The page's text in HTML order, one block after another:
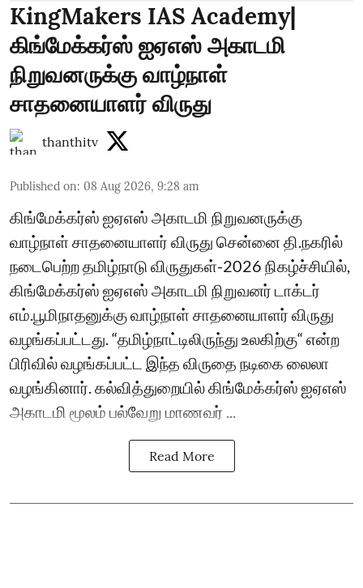
KingMakers IAS Academy|
கிங்மேக்கர்ஸ் ஐஏஎஸ் அகாடமி
நிறுவனருக்கு வாழ்நாள்
சாதனையாளர் விருது
thanthitv
Published on: 08 Aug 2026, 9:28 am
கிங்மேக்கர்ஸ் ஐஏஎஸ் அகாடமி நிறுவனருக்கு
வாழ்நாள் சாதனையாளர் விருது சென்னை தி.நகரில்
நடைபெற்ற தமிழ்நாடு விருதுகள்-2026 நிகழ்ச்சியில்,
கிங்மேக்கர்ஸ் ஐஏஎஸ் அகாடமி நிறுவனர் டாக்டர்
எம்.பூமிநாதனுக்கு வாழ்நாள் சாதனையாளர் விருது
வழங்கப்பட்டது. “தமிழ்நாட்டிலிருந்து உலகிற்கு“ என்ற
பிரிவில் வழங்கப்பட்ட இந்த விருதை நடிகை லைலா
வழங்கினார். கல்வித்துறையில் கிங்மேக்கர்ஸ் ஐஏஎஸ்
அகாடமி மூலம் பல்வேறு மாணவர் ...
Read More